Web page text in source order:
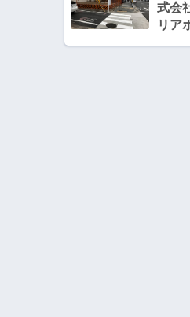
式会
リア